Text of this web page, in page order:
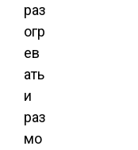
раз
огр
ев
ать
и
раз
мо